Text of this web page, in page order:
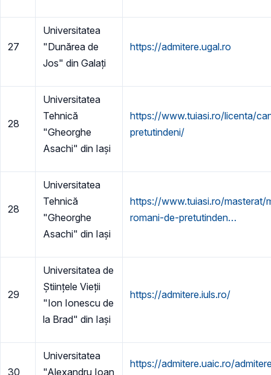
27
Universitatea
"Dunărea de
Jos" din Galați
https://admitere.ugal.ro
28
Universitatea
Tehnică
"Gheorghe
Asachi" din Iași
https://www.tuiasi.ro/licenta/
pretutindeni/
28
Universitatea
Tehnică
"Gheorghe
Asachi" din Iași
https://www.tuiasi.ro/masterat/
romani-de-pretutinden…
29
Universitatea de
Științele Vieții
"Ion Ionescu de
la Brad" din Iași
https://admitere.iuls.ro/
30
Universitatea
"Alexandru Ioan
https://admitere.uaic.ro/